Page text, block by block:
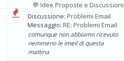
💬 Idee Proposte e Discussioni
Discussione: Problemi Email
Messaggio: RE: Problemi Email
comunque non abbiamo ricevuto
nemmeno le imeil di questa
mattina